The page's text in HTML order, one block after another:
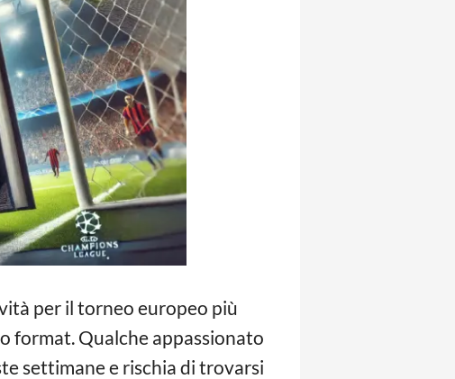
per il torneo europeo più
format. Qualche appassionato
settimane e rischia di trovarsi